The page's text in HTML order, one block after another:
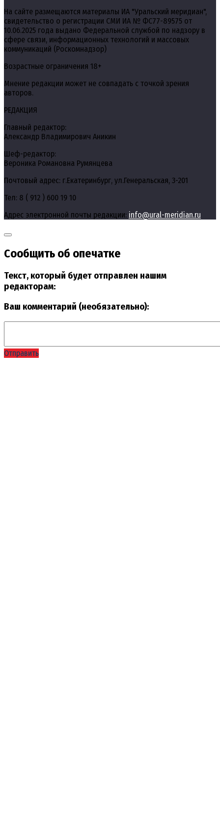
На сайте размещаются материалы ИА "Уральский меридиан",
свидетельство о регистрации СМИ ИА № ФС77-89575 от
10.06.2025 года выдано Федеральной службой по надзору в
сфере связи, информационных технологий и массовых
коммуникаций (Роскомнадзор)
Возрастные ограничения 18+
Мнение редакции может не совпадать с точкой зрения
авторов.
РЕДАКЦИЯ
Главный редактор:
Александр Владимирович Аникин
Шеф-редактор:
Вероника Романовна Румянцева
Почтовый адрес: г.Екатеринбург, ул.Генеральская, 3-201
Тел: 8 ( 912 ) 600 19 10
Адрес электронной почты редакции: info@ural-meridian.ru
Сообщить об опечатке
Текст, который будет отправлен нашим
редакторам:
Ваш комментарий (необязательно):
Отправить